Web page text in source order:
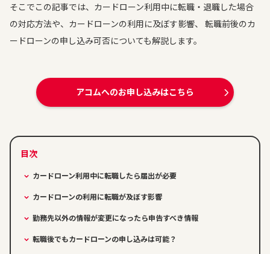
そこでこの記事では、カードローン利用中に転職・退職した場合
の対応方法や、カードローンの利用に及ぼす影響、 転職前後のカ
ードローンの申し込み可否についても解説します。
アコムへのお申し込みはこちら
カードローン利用中に転職したら届出が必要
カードローンの利用に転職が及ぼす影響
勤務先以外の情報が変更になったら申告すべき情報
転職後でもカードローンの申し込みは可能？